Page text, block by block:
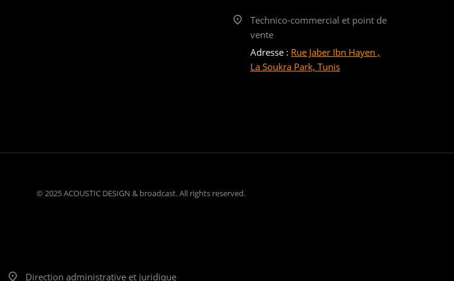
Technico-commercial et point de
vente
Adresse : Rue Jaber Ibn Hayen ,
La Soukra Park, Tunis
© 2025 ACOUSTIC DESIGN & broadcast. All rights reserved.
Direction administrative et juridique